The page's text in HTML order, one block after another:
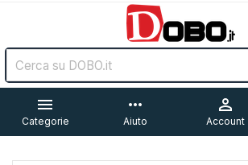

Categorie
more_horiz
Aiuto

Account